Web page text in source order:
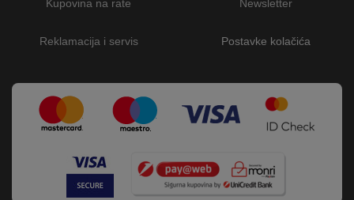
Kupovina na rate
Reklamacija i servis
Newsletter
Postavke kolačića